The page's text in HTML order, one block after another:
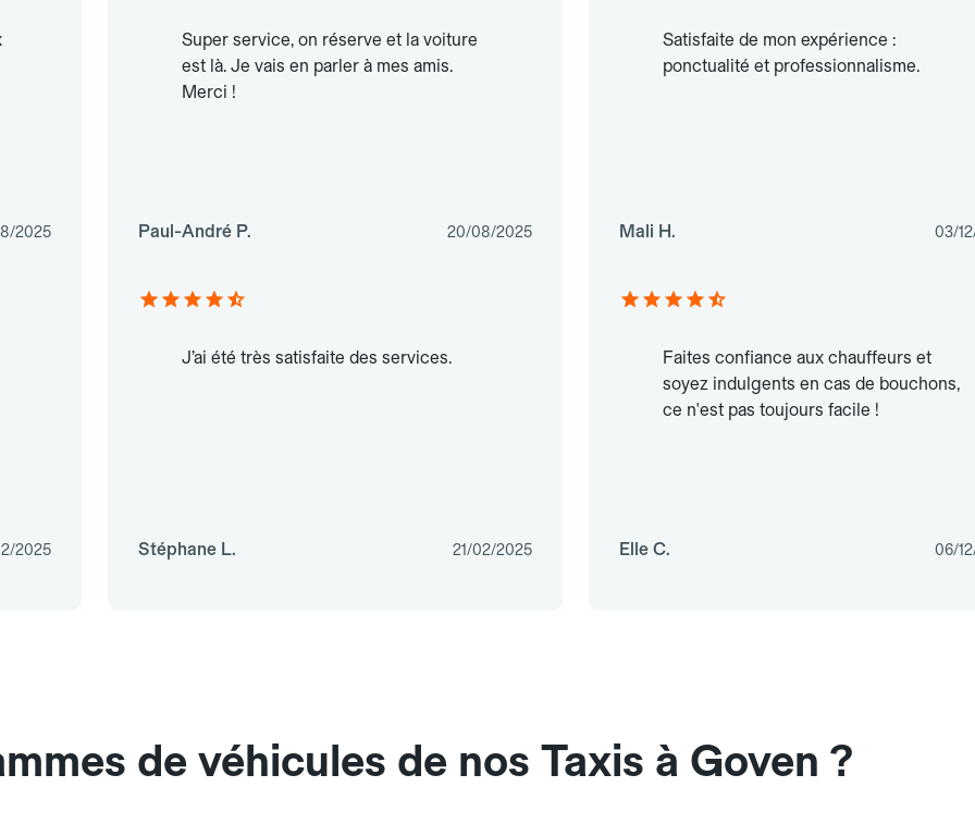
2025
Super service, on réserve et la voiture
est là. Je vais en parler à mes amis.
Merci !
Paul-André P. 20/08/2025
Satisfaite de mon expérience :
ponctualité et professionnalisme.
Mali H. 03/
2025
J’ai été très satisfaite des services.
Stéphane L. 21/02/2025
Faites confiance aux chauffeurs et
soyez indulgents en cas de bouchons,
ce n'est pas toujours facile !
Elle C. 06/
de véhicules de nos Taxis à Goven ?